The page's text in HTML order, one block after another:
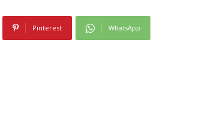
Pinterest WhatsApp